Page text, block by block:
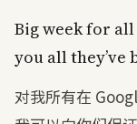
Bigweekfor all
you allthey’ve
对我所有在